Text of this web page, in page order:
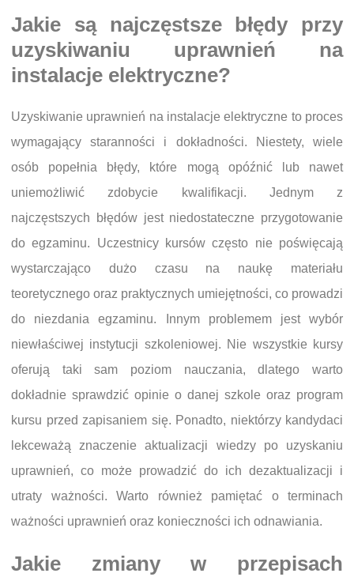
Jakie są najczęstsze błędy przy
uzyskiwaniu uprawnień na
instalacje elektryczne?
Uzyskiwanie uprawnień na instalacje elektryczne to proces
wymagający staranności i dokładności. Niestety, wiele
osób popełnia błędy, które mogą opóźnić lub nawet
uniemożliwić zdobycie kwalifikacji. Jednym z
najczęstszych błędów jest niedostateczne przygotowanie
do egzaminu. Uczestnicy kursów często nie poświęcają
wystarczająco dużo czasu na naukę materiału
teoretycznego oraz praktycznych umiejętności, co prowadzi
do niezdania egzaminu. Innym problemem jest wybór
niewłaściwej instytucji szkoleniowej. Nie wszystkie kursy
oferują taki sam poziom nauczania, dlatego warto
dokładnie sprawdzić opinie o danej szkole oraz program
kursu przed zapisaniem się. Ponadto, niektórzy kandydaci
lekceważą znaczenie aktualizacji wiedzy po uzyskaniu
uprawnień, co może prowadzić do ich dezaktualizacji i
utraty ważności. Warto również pamiętać o terminach
ważności uprawnień oraz konieczności ich odnawiania.
Jakie zmiany w przepisach